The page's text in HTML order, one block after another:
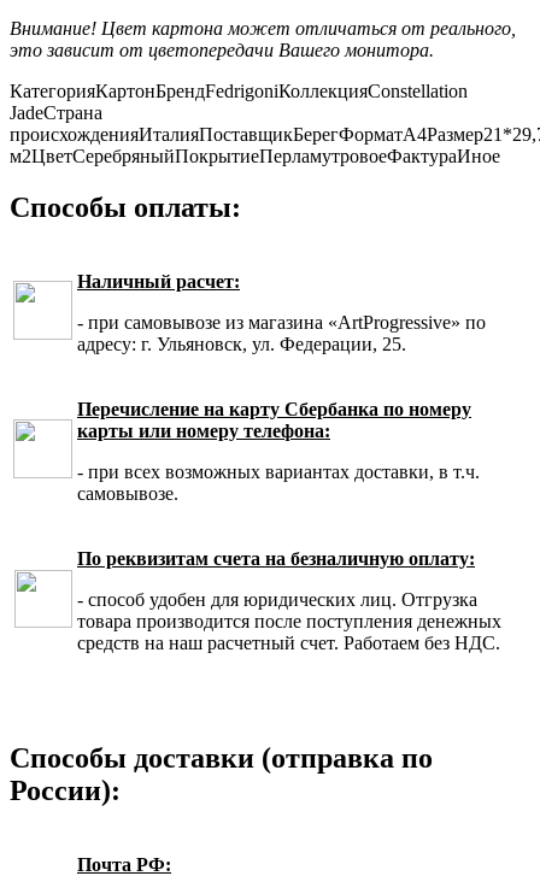
Внимание! Цвет картона может отличаться от реального,
это зависит от цветопередачи Вашего монитора.
КатегорияКартонБрендFedrigoniКоллекцияConstellation
JadeСтрана
происхожденияИталияПоставщикБерегФорматА4Размер
м2ЦветСеребряныйПокрытиеПерламутровоеФактураИное
Способы оплаты:
Наличный расчет:
- при самовывозе из магазина «ArtProgressive» по
адресу: г. Ульяновск, ул. Федерации, 25.
Перечисление на карту Сбербанка по номеру
карты или номеру телефона:
- при всех возможных вариантах доставки, в т.ч.
самовывозе.
По реквизитам счета на безналичную оплату:
- способ удобен для юридических лиц. Отгрузка
товара производится после поступления денежных
средств на наш расчетный счет. Работаем без НДС.
Способы доставки (отправка по
России):
Почта РФ: